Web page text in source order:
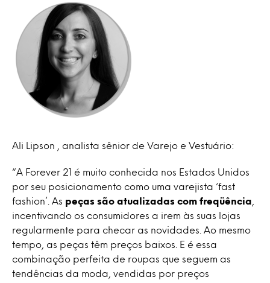
Ali Lipson , analista sênior de Varejo e Vestuário:
“A Forever 21 é muito conhecida nos Estados Unidos
por seu posicionamento como uma varejista ‘fast
fashion’. As peças são atualizadas com freqüência
incentivando os consumidores a irem às suas lojas
regularmente para checar as novidades. Ao mesmo
tempo, as peças têm preços baixos. E é essa
combinação perfeita de roupas que seguem as
tendências da moda, vendidas por preços